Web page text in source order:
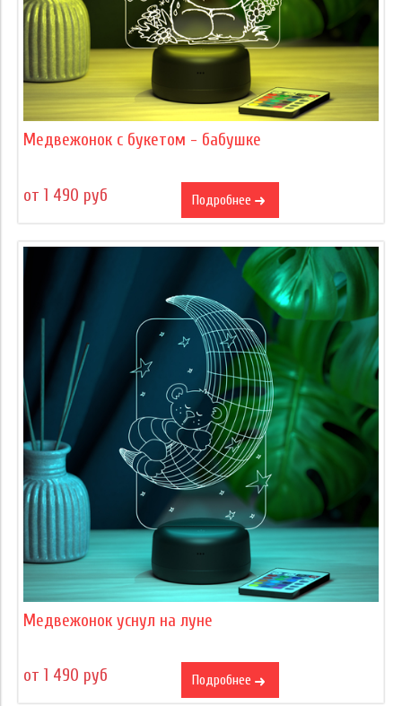
Медвежонок с букетом - бабушке
от 1 490 руб Подробнее
Медвежонок уснул на луне
от 1 490 руб Подробнее